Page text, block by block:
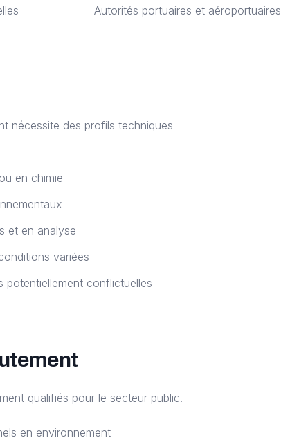
Autorités portuaires et aéroportuaires
nécessite des profils techniques
en chimie
et en analyse
variées
potentiellement conflictuelles
qualifiés pour le secteur public.
en environnement